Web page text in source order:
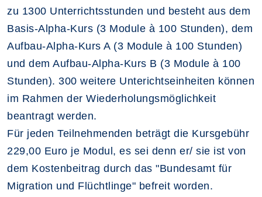
zu 1300 Unterrichtsstunden und besteht aus dem
Basis-Alpha-Kurs (3 Module à 100 Stunden), dem
Aufbau-Alpha-Kurs A (3 Module à 100 Stunden)
und dem Aufbau-Alpha-Kurs B (3 Module à 100
Stunden). 300 weitere Unterichtseinheiten können
im Rahmen der Wiederholungsmöglichkeit
beantragt werden.
Für jeden Teilnehmenden beträgt die Kursgebühr
229,00 Euro je Modul, es sei denn er/ sie ist von
dem Kostenbeitrag durch das "Bundesamt für
Migration und Flüchtlinge" befreit worden.